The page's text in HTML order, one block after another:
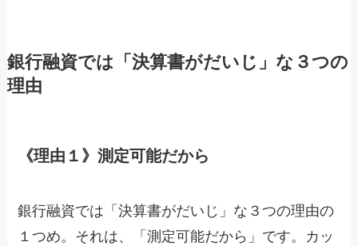
銀行融資では「決算書がだいじ」な３つの
理由
《理由１》測定可能だから
銀行融資では「決算書がだいじ」な３つの理由の
１つめ。それは、「測定可能だから」です。カッ